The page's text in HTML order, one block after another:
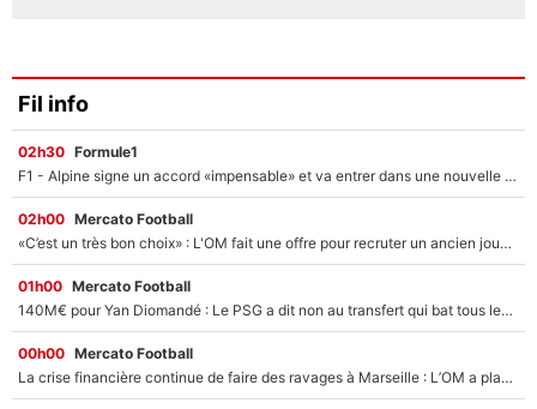
Fil info
02h30 Formule1
F1 - Alpine signe un accord «impensable» et va entrer dans une nouvelle dimension : Grande nouvelle pour Pierre Gasly !
02h00 Mercato Football
«C’est un très bon choix» : L'OM fait une offre pour recruter un ancien joueur du PSG... et c'est validé dans l'After Foot !
01h00 Mercato Football
140M€ pour Yan Diomandé : Le PSG a dit non au transfert qui bat tous les records sur le mercato
00h00 Mercato Football
La crise financière continue de faire des ravages à Marseille : L’OM a placé 12 joueurs sur le marché des transferts… et ça pourrait lui rapporter près de 100M€ !